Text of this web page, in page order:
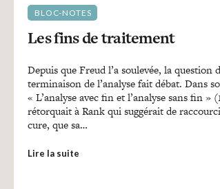
BLOC-NOTES
Les fins de traitement
Depuis que Freud l’a soulevée, la question
terminaison de l’analyse fait débat. Dans
« L’analyse avec fin et l’analyse sans fin »
rétorquait à Rank qui suggérait de
cure, que sa…
Lire la suite